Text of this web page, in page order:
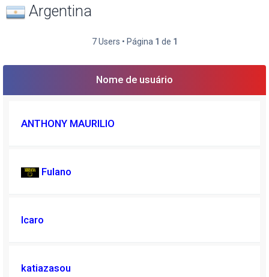
s
Argentina
7 Users • Página 1 de 1
Nome de usuário
ANTHONY MAURILIO
Fulano
Icaro
katiazasou